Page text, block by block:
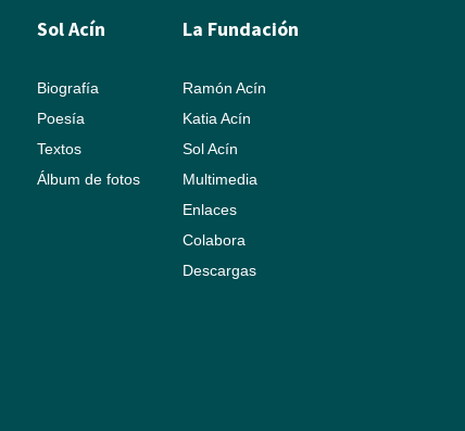
Sol Acín
Biografía
Poesía
Textos
Álbum de fotos
La Fundación
Ramón Acín
Katia Acín
Sol Acín
Multimedia
Enlaces
Colabora
Descargas